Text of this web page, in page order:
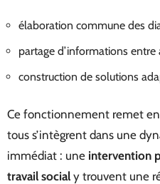
élaboration commune des
partage d’informations entre
construction de solutions
Ce fonctionnement remet en
tous s’intègrent dans une
immédiat : une intervention
travail social y trouvent une